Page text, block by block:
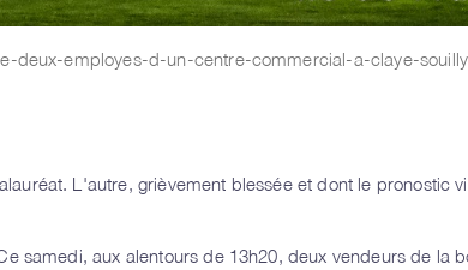
deux-employes-d-un-centre-commercial-a-claye-
L'autre, grièvement blessée et dont le pronostic
samedi, aux alentours de 13h20, deux vendeurs de la